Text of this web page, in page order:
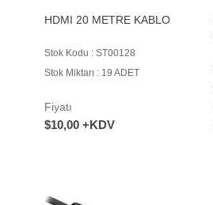
HDMI 20 METRE KABLO
Stok Kodu : ST00128
Stok Miktarı : 19 ADET
Fiyatı
$10,00 +KDV